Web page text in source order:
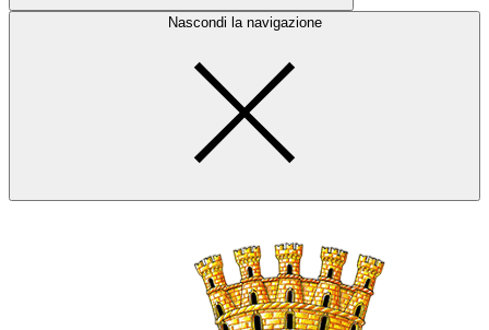
Nascondi la navigazione